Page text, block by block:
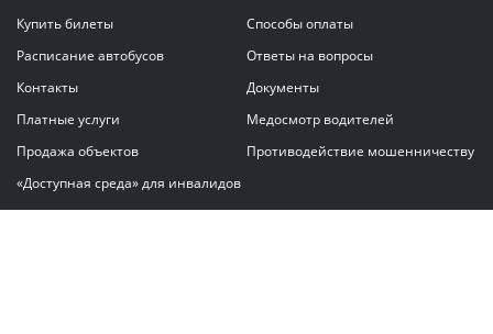
Купить билеты
Способы оплаты
Расписание автобусов
Ответы на вопросы
Контакты
Документы
Платные услуги
Медосмотр водителей
Продажа объектов
Противодействие мошенничеству
«Доступная среда» для инвалидов